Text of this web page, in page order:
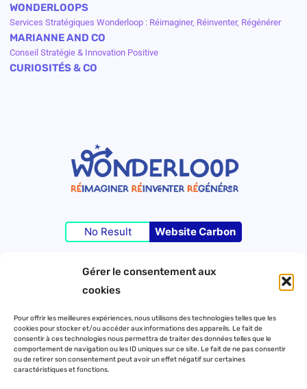
Gérer le consentement aux
cookies
Pour offrir les meilleures expériences, nous utilisons des technologies telles que les
cookies pour stocker et/ou accéder aux informations des appareils. Le fait de
consentir à ces technologies nous permettra de traiter des données telles que le
comportement de navigation ou les ID uniques sur ce site. Le fait de ne pas consentir
ou de retirer son consentement peut avoir un effet négatif sur certaines
caractéristiques et fonctions.
WONDERLOOPS
Services Stratégiques Wonderloop : Réimaginer, Réinventer, Régénérer
MARIANNE AND CO
Conseil Stratégie & Innovation Positive
CURIOSITÉS & CO
No Result Website Carbon
Contact
Mentions légales